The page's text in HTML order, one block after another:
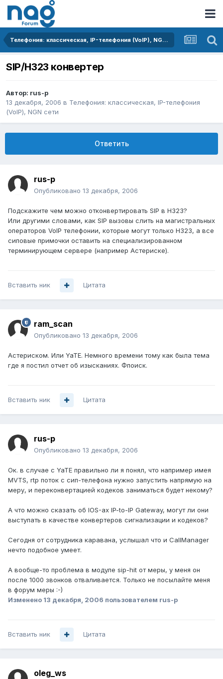
Телефония: классическая, IP-телефония (VoIP), NGN сети
SIP/H323 конвертер
Автор: rus-p
13 декабря, 2006 в Телефония: классическая, IP-телефония
(VoIP), NGN сети
Ответить
rus-p
Опубликовано 13 декабря, 2006
Подскажите чем можно отконвертировать SIP в H323?
Или другими словами, как SIP вызовы слить на магистральных
операторов VoIP телефонии, которые могут только H323, а все
сиповые примочки оставить на специализированном
терминирующем сервере (например Астериске).
Вставить ник Цитата
ram_scan
Опубликовано 13 декабря, 2006
Астериском. Или YaTE. Немного времени тому как была тема
где я постил отчет об изысканиях. Фпоиск.
Вставить ник Цитата
rus-p
Опубликовано 13 декабря, 2006
Ок. в случае с YaTE правильно ли я понял, что например имея
MVTS, rtp поток с сип-телефона нужно запустить напрямую на
меру, и переконвертацией кодеков заниматься будет некому?
А что можно сказать об IOS-ах IP-to-IP Gateway, могут ли они
выступать в качестве конвертеров сигнализации и кодеков?
Сегодня от сотрудника каравана, услышал что и CallManager
нечто подобное умеет.
А вообще-то проблема в модуле sip-hit от меры, у меня он
после 1000 звонков отваливается. Только не посылайте меня
в форум меры :-)
Изменено 13 декабря, 2006 пользователем rus-p
Вставить ник Цитата
oleg_ws